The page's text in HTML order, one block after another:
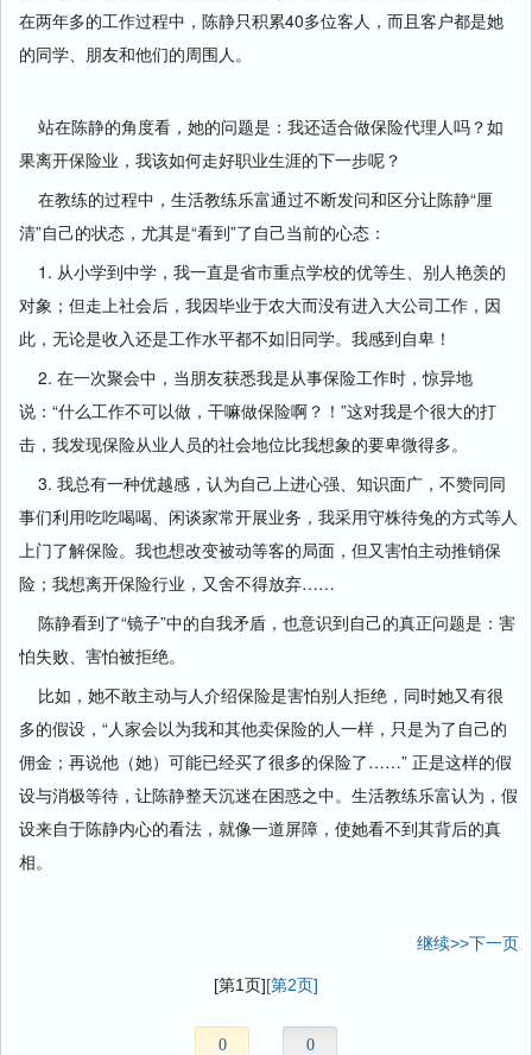
在两年多的工作过程中，陈静只积累40多位客人，而且客户都是她
的同学、朋友和他们的周围人。
站在陈静的角度看，她的问题是：我还适合做保险代理人吗？如
果离开保险业，我该如何走好职业生涯的下一步呢？
在教练的过程中，生活教练乐富通过不断发问和区分让陈静“厘
清”自己的状态，尤其是“看到”了自己当前的心态：
1. 从小学到中学，我一直是省市重点学校的优等生、别人艳羡的
对象；但走上社会后，我因毕业于农大而没有进入大公司工作，因
此，无论是收入还是工作水平都不如旧同学。我感到自卑！
2. 在一次聚会中，当朋友获悉我是从事保险工作时，惊异地
说：“什么工作不可以做，干嘛做保险啊？！”这对我是个很大的打
击，我发现保险从业人员的社会地位比我想象的要卑微得多。
3. 我总有一种优越感，认为自己上进心强、知识面广，不赞同同
事们利用吃吃喝喝、闲谈家常开展业务，我采用守株待兔的方式等人
上门了解保险。我也想改变被动等客的局面，但又害怕主动推销保
险；我想离开保险行业，又舍不得放弃……
陈静看到了“镜子”中的自我矛盾，也意识到自己的真正问题是：害
怕失败、害怕被拒绝。
比如，她不敢主动与人介绍保险是害怕别人拒绝，同时她又有很
多的假设，“人家会以为我和其他卖保险的人一样，只是为了自己的
佣金；再说他（她）可能已经买了很多的保险了……” 正是这样的假
设与消极等待，让陈静整天沉迷在困惑之中。生活教练乐富认为，假
设来自于陈静内心的看法，就像一道屏障，使她看不到其背后的真
相。
继续>>下一页
[第1页][第2页]
0 0